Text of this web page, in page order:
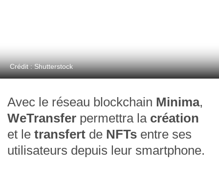
Crédit : Shutterstock
Avec le réseau blockchain Minima,
WeTransfer permettra la création
et le transfert de NFTs entre ses
utilisateurs depuis leur smartphone.